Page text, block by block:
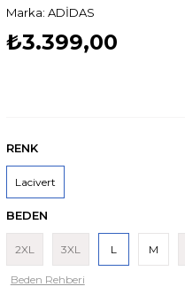
ADİDAS
₺3.399,00
RENK
Lacivert
BEDEN
2XL 3XL L M
Beden Rehberi